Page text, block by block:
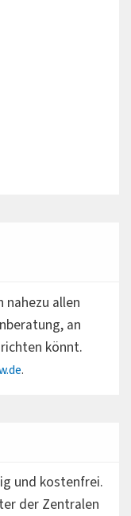
nahezu allen
an
könnt.
.
und kostenfrei.
der Zentralen